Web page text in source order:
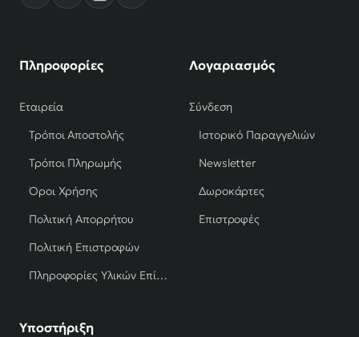
Πληροφορίες
Εταιρεία
Τρόποι Αποστολής
Τρόποι Πληρωμής
Όροι Χρήσης
Πολιτική Απορρήτου
Πολιτική Επιστροφών
Πληροφορίες Υλικών Επίπλων
Λογαριασμός
Σύνδεση
Ιστορικό Παραγγελιών
Newsletter
Δωροκάρτες
Επιστροφές
Υποστήριξη